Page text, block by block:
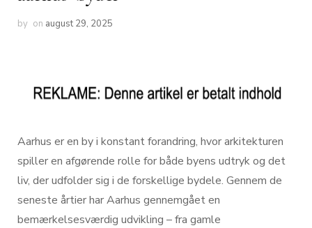
by on august 29, 2025
Aarhus er en by i konstant forandring, hvor arkitekturen
spiller en afgørende rolle for både byens udtryk og det
liv, der udfolder sig i de forskellige bydele. Gennem de
seneste årtier har Aarhus gennemgået en
bemærkelsesværdig udvikling – fra gamle